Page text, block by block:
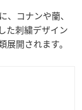
、コナンや蘭、
た刺繍デザイン
開されます。